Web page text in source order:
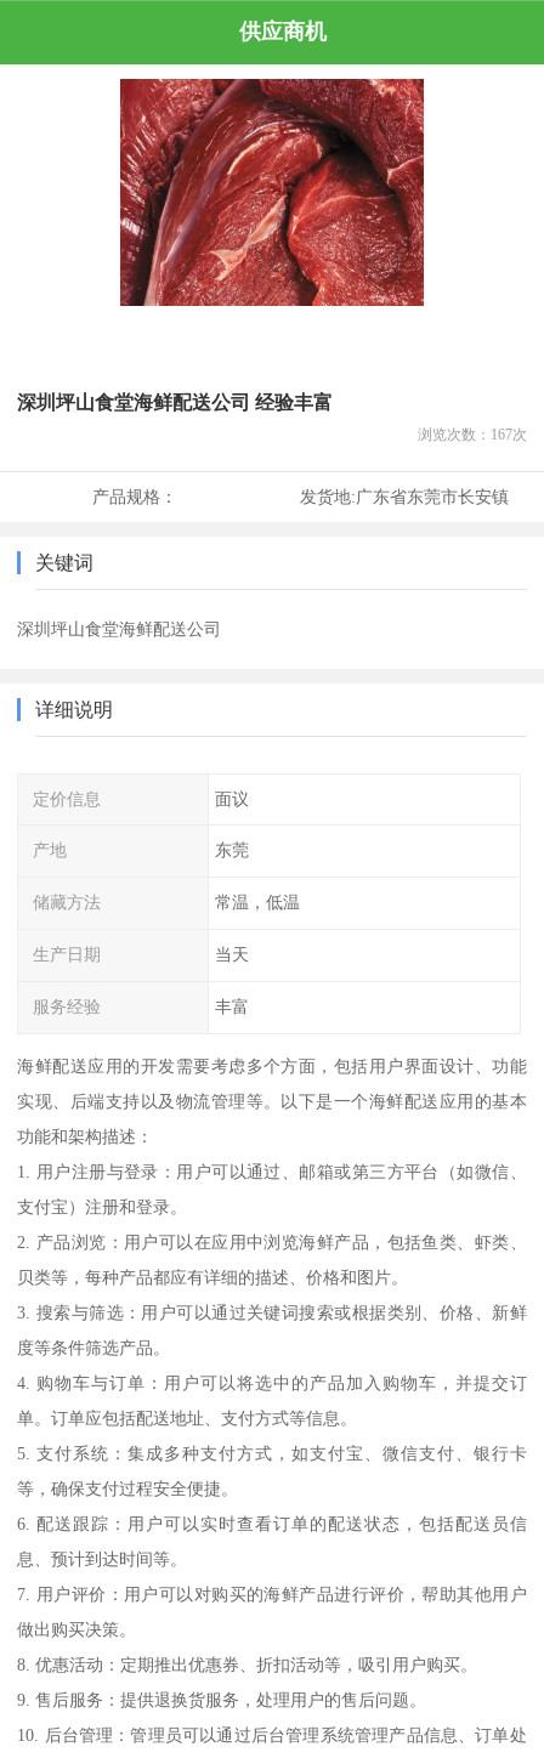
供应商机
深圳坪山食堂海鲜配送公司 经验丰富
浏览次数： 167次
产品规格： 发货地:广东省东莞市长安镇
关键词
深圳坪山食堂海鲜配送公司
详细说明
定价信息 面议
产地 东莞
储藏方法 常温，低温
生产日期 当天
服务经验 丰富
海鲜配送应用的开发需要考虑多个方面，包括用户界面设计、功能
实现、后端支持以及物流管理等。以下是一个海鲜配送应用的基本
功能和架构描述：
1. 用户注册与登录：用户可以通过、邮箱或第三方平台（如微信、
支付宝）注册和登录。
2. 产品浏览：用户可以在应用中浏览海鲜产品，包括鱼类、虾类、
贝类等，每种产品都应有详细的描述、价格和图片。
3. 搜索与筛选：用户可以通过关键词搜索或根据类别、价格、新鲜
度等条件筛选产品。
4. 购物车与订单：用户可以将选中的产品加入购物车，并提交订
单。订单应包括配送地址、支付方式等信息。
5. 支付系统：集成多种支付方式，如支付宝、微信支付、银行卡
等，确保支付过程安全便捷。
6. 配送跟踪：用户可以实时查看订单的配送状态，包括配送员信
息、预计到达时间等。
7. 用户评价：用户可以对购买的海鲜产品进行评价，帮助其他用户
做出购买决策。
8. 优惠活动：定期推出优惠券、折扣活动等，吸引用户购买。
9. 售后服务：提供退换货服务，处理用户的售后问题。
10. 后台管理：管理员可以通过后台管理系统管理产品信息、订单处